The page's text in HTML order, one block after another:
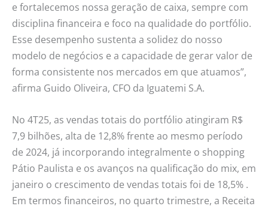
e fortalecemos nossa geração de caixa, sempre com
disciplina financeira e foco na qualidade do portfólio.
Esse desempenho sustenta a solidez do nosso
modelo de negócios e a capacidade de gerar valor de
forma consistente nos mercados em que atuamos”,
afirma Guido Oliveira, CFO da Iguatemi S.A.
No 4T25, as vendas totais do portfólio atingiram R$
7,9 bilhões, alta de 12,8% frente ao mesmo período
de 2024, já incorporando integralmente o shopping
Pátio Paulista e os avanços na qualificação do mix, em
janeiro o crescimento de vendas totais foi de 18,5% .
Em termos financeiros, no quarto trimestre, a Receita